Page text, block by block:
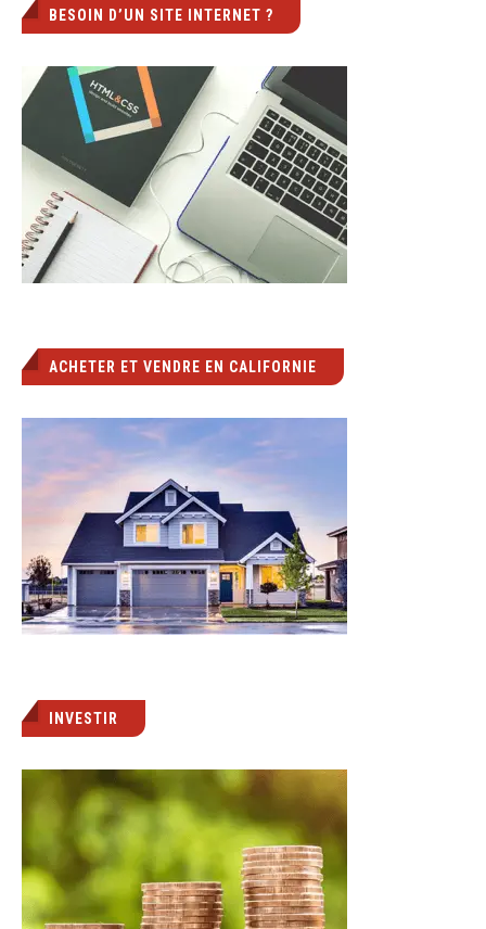
BESOIN D’UN SITE INTERNET ?
ACHETER ET VENDRE EN CALIFORNIE
INVESTIR